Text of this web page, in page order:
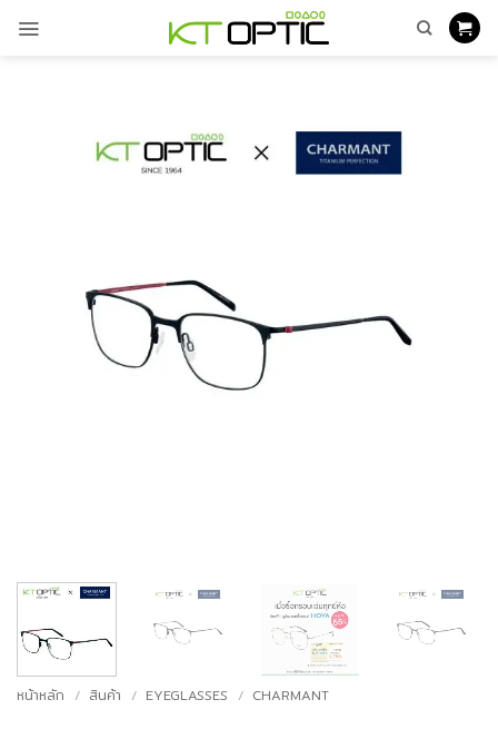
หน้าหลัก / สินค้า / EYEGLASSES / CHARMANT